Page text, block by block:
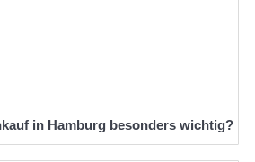
in Hamburg besonders wichtig?